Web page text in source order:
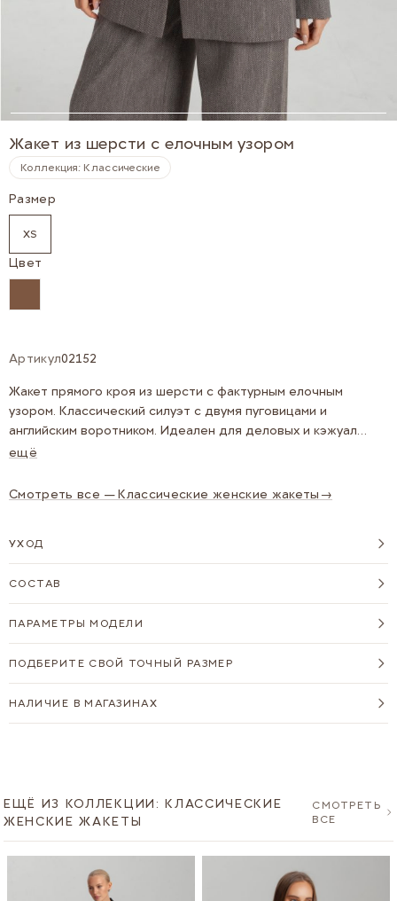
Жакет из шерсти с елочным узором
Коллекция: Классические
Размер
XS
Цвет
Артикул02152
Жакет прямого кроя из шерсти с фактурным елочным
узором. Классический силуэт с двумя пуговицами и
английским воротником. Идеален для деловых и кэжуал
образов.
ещё
Смотреть все — Классические женские жакеты →
УХОД
СОСТАВ
ПАРАМЕТРЫ МОДЕЛИ
ПОДБЕРИТЕ СВОЙ ТОЧНЫЙ РАЗМЕР
НАЛИЧИЕ В МАГАЗИНАХ
ЕЩЁ ИЗ КОЛЛЕКЦИИ: КЛАССИЧЕСКИЕ
ЖЕНСКИЕ ЖАКЕТЫ
СМОТРЕТЬ
ВСЕ
Navigating through the elements of the carousel is
Press to skip carousel
Press to go to carousel navigation